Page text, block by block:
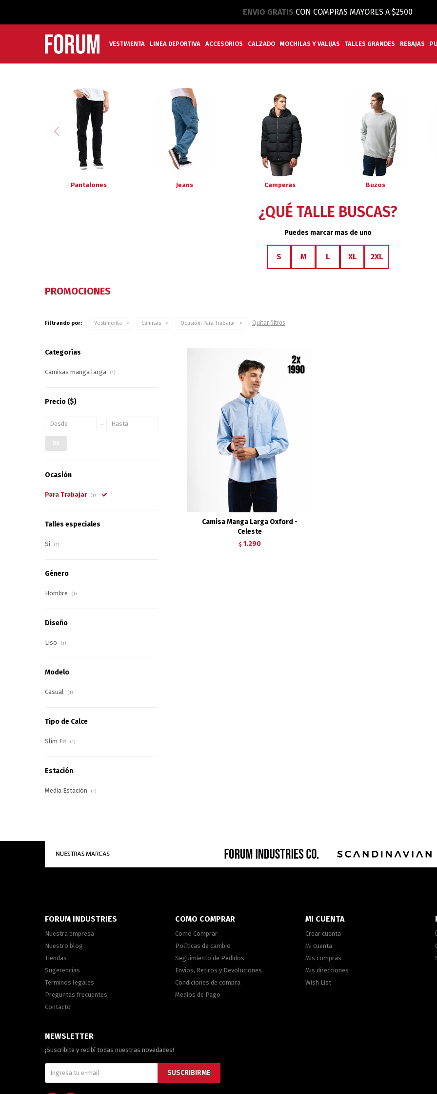
ENVIO GRATIS CON COMPRAS MAYORES A $2500
VESTIMENTA LINEA DEPORTIVA ACCESORIOS CALZADO MOCHILAS Y VALIJAS TALLES GRANDES REBAJAS
Pantalones Jeans Camperas Buzos
¿QUÉ TALLE BUSCAS?
Puedes marcar mas de uno
S M L XL 2XL
PROMOCIONES
Filtrando por: Vestimenta Camisas Ocasión: Para Trabajar Quitar filtros
Camisa Manga Larga Oxford -
Celeste
$ 1.290
Categorías
Camisas manga larga (1)
Precio ($)
OK
Ocasión
Para Trabajar (1)
Talles especiales
Si (1)
Género
Hombre (1)
Diseño
Liso (1)
Modelo
Casual (1)
Tipo de Calce
Slim Fit (1)
Estación
Media Estación (1)
FORUM INDUSTRIES
Nuestra empresa
Nuestro blog
Tiendas
Sugerencias
Términos legales
Preguntas frecuentes
Contacto
COMO COMPRAR
Como Comprar
Políticas de cambio
Seguimiento de Pedidos
Envíos, Retiros y Devoluciones
Condiciones de compra
Medios de Pago
MI CUENTA
Crear cuenta
Mi cuenta
Mis compras
Mis direcciones
Wish List
NEWSLETTER
¡Suscribite y recibí todas nuestras novedades!
SUSCRIBIRME